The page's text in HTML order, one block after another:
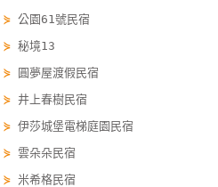
客
聯
絡
單
⋟公園61號民宿
⋟秘境13
⋟
圓夢屋渡假民宿
⋟井上春樹民宿
⋟伊莎城堡電梯庭園民宿
⋟雲朵朵民宿
⋟米希格民宿